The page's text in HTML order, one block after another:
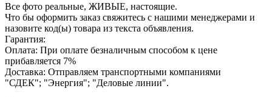
Все фото реальные, ЖИВЫЕ, настоящие.
Что бы оформить заказ свяжитесь с нашими менеджерами и
назовите код(ы) товара из текста объявления.
Гарантия:
Оплата: При оплате безналичным способом к цене
прибавляется 7%
Доставка: Отправляем транспортными компаниями
"СДЕК"; "Энергия"; "Деловые линии".